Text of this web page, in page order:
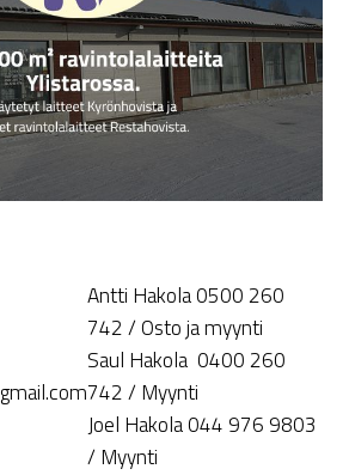
Antti Hakola 0500 260
742 / Osto ja myynti
Saul Hakola 0400 260
742 / Myynti
Joel Hakola 044 976 9803
/ Myynti